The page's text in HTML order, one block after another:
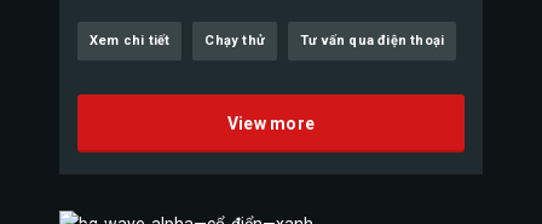
Xem chi tiết Chạy thử Tư vấn qua điện thoại
View more